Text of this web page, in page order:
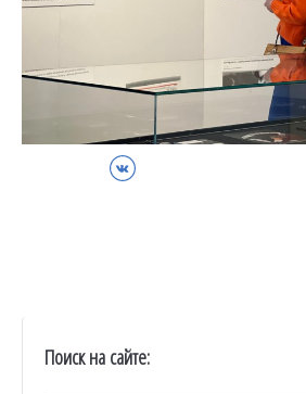
ВКонтакте
Поиск на сайте: